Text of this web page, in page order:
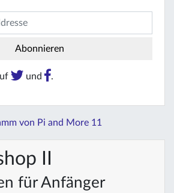
und .
von Pi and More 11
II
für Anfänger